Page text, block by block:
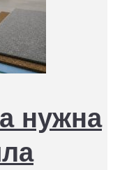
нужна